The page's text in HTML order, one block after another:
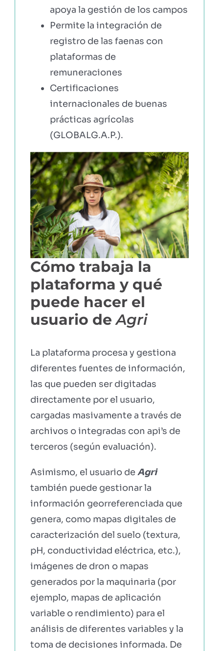
apoya la gestión de los campos
Permite la integración de
registro de las faenas con
plataformas de
remuneraciones
Certificaciones
internacionales de buenas
prácticas agrícolas
(GLOBALG.A.P.).
Cómo trabaja la
plataforma y qué
puede hacer el
usuario deAgri
La plataforma procesa y gestiona
diferentes fuentes de información,
las que pueden ser digitadas
directamente por el usuario,
cargadas masivamente a través de
archivos o integradas con api’s de
terceros (según evaluación).
Asimismo, el usuario deAgri
también puede gestionar la
información georreferenciada que
genera, como mapas digitales de
caracterización del suelo (textura,
pH, conductividad eléctrica, etc.),
imágenes de dron o mapas
generados por la maquinaria (por
ejemplo, mapas de aplicación
variable o rendimiento) para el
análisis de diferentes variables y la
toma de decisiones informada. De